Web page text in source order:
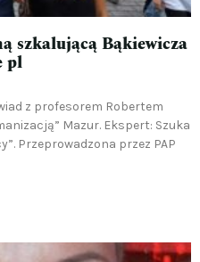
szkalującą Bąkiewicza
pl
z profesorem Robertem
Mazur. Ekspert: Szuka
Przeprowadzona przez PAP